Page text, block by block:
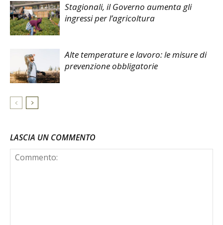
Stagionali, il Governo aumenta gli
ingressi per l’agricoltura
Alte temperature e lavoro: le misure di
prevenzione obbligatorie
LASCIA UN COMMENTO